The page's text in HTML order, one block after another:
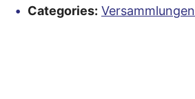
Categories: Versammlungen